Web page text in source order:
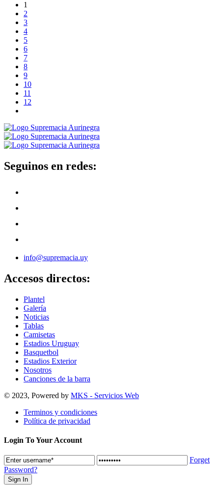
1
2
3
4
5
6
7
8
9
10
11
12
Seguinos en redes:
info@supremacia.uy
Accesos directos:
Plantel
Galería
Noticias
Tablas
Camisetas
Estadios Uruguay
Basquetbol
Estadios Exterior
Nosotros
Canciones de la barra
© 2023, Powered by MKS - Servicios Web
Terminos y condiciones
Política de privacidad
Login To Your Account
Forget
Password?